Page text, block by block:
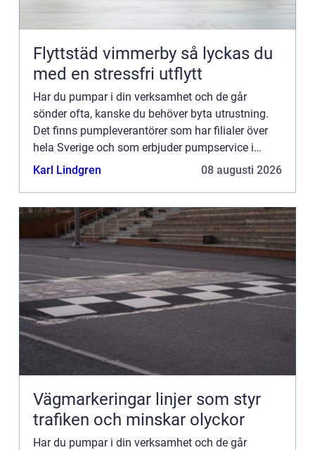
Flyttstäd vimmerby så lyckas du
med en stressfri utflytt
Har du pumpar i din verksamhet och de går
sönder ofta, kanske du behöver byta utrustning.
Det finns pumpleverantörer som har filialer över
hela Sverige och som erbjuder pumpservice i
Jönköping. Kontakta dem, s&arin...
Karl Lindgren 08 augusti 2026
Vägmarkeringar linjer som styr
trafiken och minskar olyckor
Har du pumpar i din verksamhet och de går